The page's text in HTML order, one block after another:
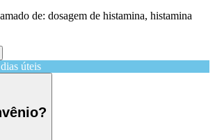
de: dosagem de histamina, histamina
úteis